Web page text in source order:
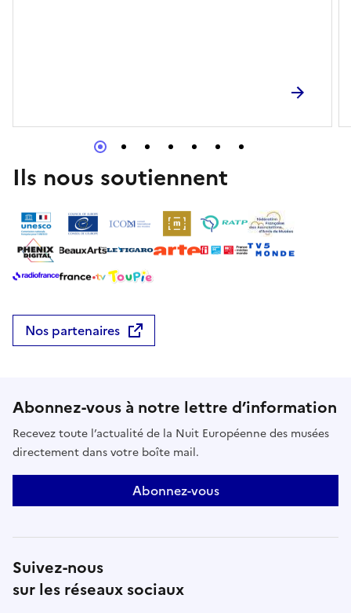
Ils nous soutiennent
Nos partenaires
Abonnez-vous à notre lettre d’information
Recevez toute l’actualité de la Nuit Européenne des musées
directement dans votre boîte mail.
Abonnez-vous
Suivez-nous
sur les réseaux sociaux